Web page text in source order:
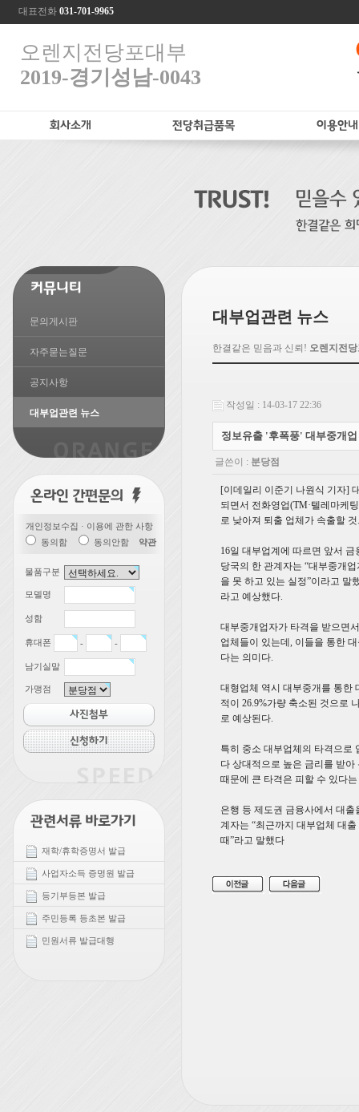
대표전화 031-701-9965
오렌지전당포대부
2019-경기성남-0043
문의게시판
자주묻는질문
공지사항
대부업관련 뉴스
개인정보수집 · 이용에 관한 사항
동의함
동의안함 약관
물품구분
모델명
성함
휴대폰 - -
남기실말
가맹점
재학/휴학증명서 발급
사업자소득 증명원 발급
등기부등본 발급
주민등록 등초본 발급
민원서류 발급대행
대부업관련 뉴스
한결같은 믿음과 신뢰! 오렌지전
작성일 : 14-03-17 22:36
정보유출 '후폭풍' 대부중개
글쓴이 : 분당점
[이데일리 이준기 나원식 기자]
되면서 전화영업(TM·텔레마케
로 낮아져 퇴출 업체가 속출할
16일 대부업계에 따르면 앞서
당국의 한 관계자는 “대부중개
을 못 하고 있는 실정”이라고 말
라고 예상했다.
대부중개업자가 타격을 받으면
업체들이 있는데, 이들을 통한
다는 의미다.
대형업체 역시 대부중개를 통한
적이 26.9%가량 축소된 것으로
로 예상된다.
특히 중소 대부업체의 타격으로
다 상대적으로 높은 금리를 받
때문에 큰 타격은 피할 수 있다
은행 등 제도권 금융사에서 대
계자는 “최근까지 대부업체 대
때”라고 말했다